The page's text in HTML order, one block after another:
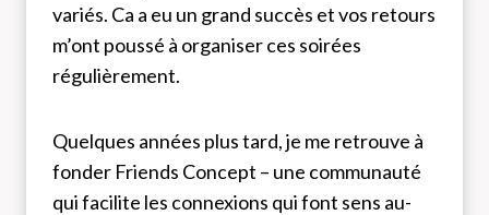
variés. Ca a eu un grand succès et vos retours
m’ont poussé à organiser ces soirées
régulièrement.
Quelques années plus tard, je me retrouve à
fonder Friends Concept – une communauté
qui facilite les connexions qui font sens au-